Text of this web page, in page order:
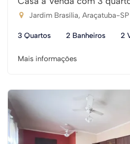
Jardim Brasília, Araçatuba-SP
3 Quartos 2 Banheiros 2
Mais informações